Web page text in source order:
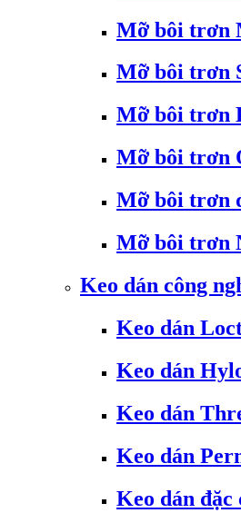
Mỡ bôi trơn
Mỡ bôi trơn
Mỡ bôi trơn
Mỡ bôi trơn
Mỡ bôi trơn
Mỡ bôi trơn
Keo dán công
Keo dán
Keo dán
Keo dán
Keo dán
Keo dán đặc